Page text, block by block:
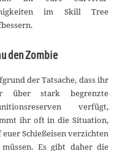
im Skill Tree
den Zombie
der Tatsache, dass ihr
über stark begrenzte
verfügt,
ihr oft in die Situation,
euer Schießeisen verzichten
Es gibt daher die